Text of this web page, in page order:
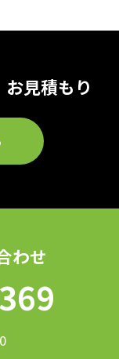
見積もり
わせ